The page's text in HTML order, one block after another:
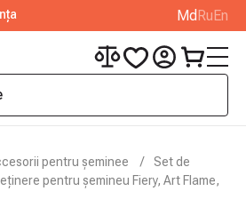
MdRuEn
pentru șeminee
Set de
pentru șemineu Fiery, Art Flame,